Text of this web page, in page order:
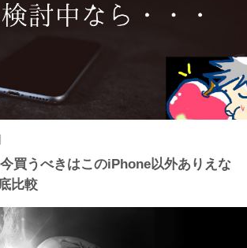
今買うべきはこのiPhone以外ありえな
比較